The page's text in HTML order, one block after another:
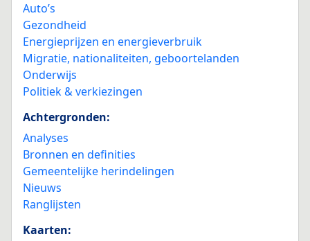
Auto’s
Gezondheid
Energieprijzen en energieverbruik
Migratie, nationaliteiten, geboortelanden
Onderwijs
Politiek & verkiezingen
Achtergronden:
Analyses
Bronnen en definities
Gemeentelijke herindelingen
Nieuws
Ranglijsten
Kaarten: